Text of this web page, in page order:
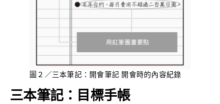
圖２／三本筆記：開會筆記 開會時的內容紀錄
三本筆記：目標手帳